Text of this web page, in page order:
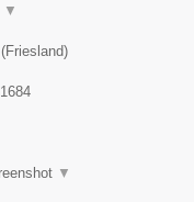
▼
(Friesland)
▼